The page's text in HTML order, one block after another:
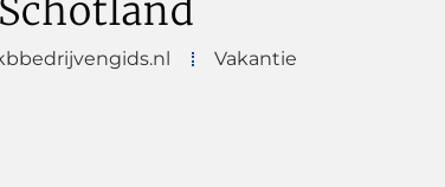
Vakantie